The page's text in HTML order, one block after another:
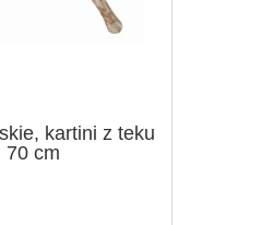
kartini z teku
70 cm